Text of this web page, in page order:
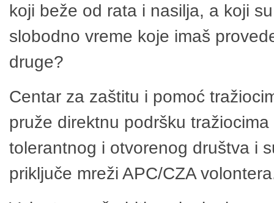
koji beže od rata i nasilja, a koji
slobodno vreme koje imaš
druge?
Centar za zaštitu i pomoć
pruže direktnu podršku
tolerantnog i otvorenog društva i
priključe mreži APC/CZA